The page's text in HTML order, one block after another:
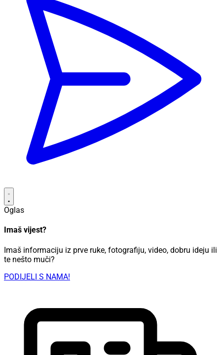
Oglas
Imaš vijest?
Imaš informaciju iz prve ruke, fotografiju, video, dobru ideju ili
te nešto muči?
PODIJELI S NAMA!